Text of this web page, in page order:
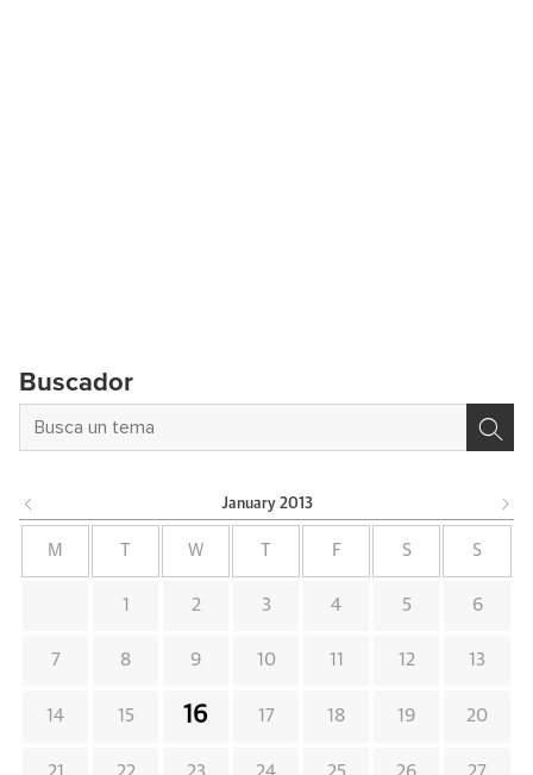
Buscador
January 2013
M W F S S
1 2 3 4 5 6
7 8 9 10 11 12 13
14 15 16 17 18 19 20